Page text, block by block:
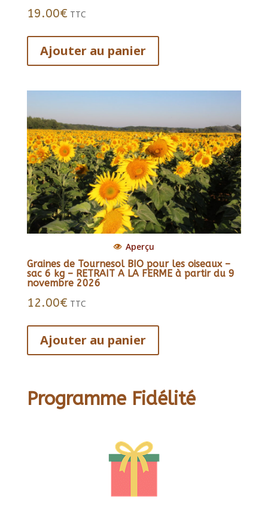
19.00€ TTC
Ajouter au panier
Aperçu
Graines de Tournesol BIO pour les oiseaux –
sac 6 kg – RETRAIT A LA FERME à partir du 9
novembre 2026
12.00€ TTC
Ajouter au panier
Programme Fidélité